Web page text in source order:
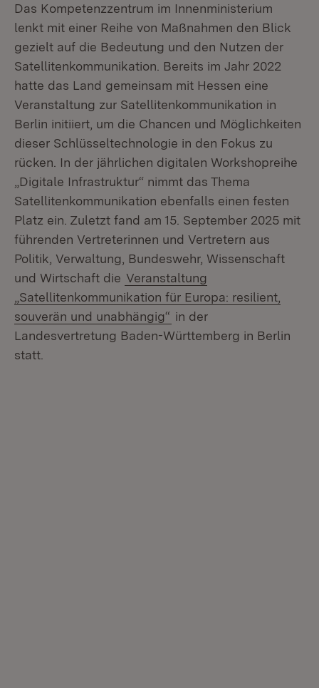
Das Kompetenzzentrum im Innenministerium
lenkt mit einer Reihe von Maßnahmen den Blick
gezielt auf die Bedeutung und den Nutzen der
Satellitenkommunikation. Bereits im Jahr 2022
hatte das Land gemeinsam mit Hessen eine
Veranstaltung zur Satellitenkommunikation in
Berlin initiiert, um die Chancen und Möglichkeiten
dieser Schlüsseltechnologie in den Fokus zu
rücken. In der jährlichen digitalen Workshopreihe
„Digitale Infrastruktur“ nimmt das Thema
Satellitenkommunikation ebenfalls einen festen
Platz ein. Zuletzt fand am 15. September 2025 mit
führenden Vertreterinnen und Vertretern aus
Politik, Verwaltung, Bundeswehr, Wissenschaft
und Wirtschaft die Veranstaltung
„Satellitenkommunikation für Europa: resilient,
souverän und unabhängig“ in der
Landesvertretung Baden-Württemberg in Berlin
statt.